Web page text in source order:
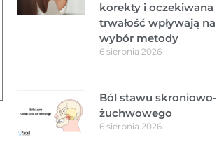
korekty i oczekiwana
trwałość wpływają na
wybór metody
6 sierpnia 2026
Ból stawu skroniowo-
żuchwowego
6 sierpnia 2026